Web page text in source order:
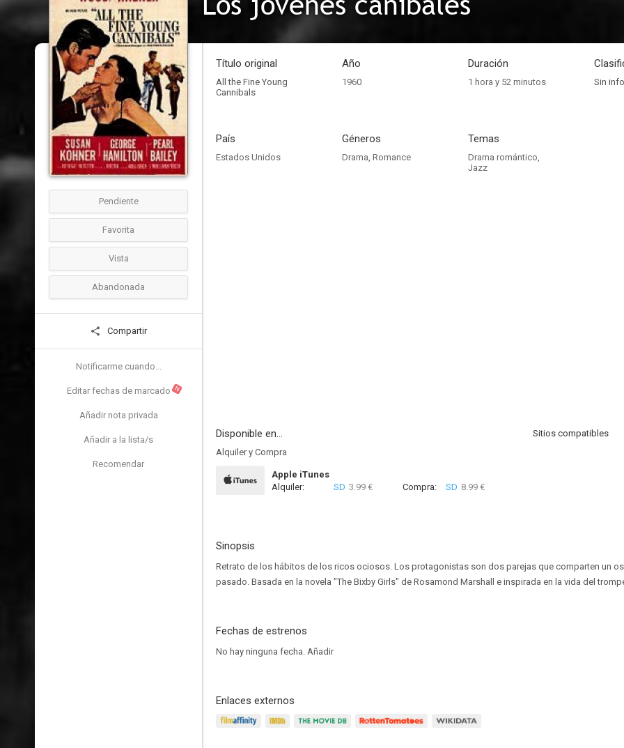
Pendiente
Favorita
Vista
Abandonada
Compartir
Notificarme cuando...
Editar fechas de marcado N
Añadir nota privada
Añadir a la lista/s
Recomendar
Título original
All the Fine Young
Cannibals
Año
1960
Duración
1 hora y 52 minutos Sin
País
Estados Unidos
Géneros
Drama, Romance
Temas
Drama romántico,
Jazz
Disponible en...
Sitios compatibles
Alquiler y Compra
Apple iTunes
Alquiler:
SD 3.99 € Compra: SD 8.99 €
Sinopsis
Retrato de los hábitos de los ricos ociosos. Los protagonistas son dos parejas que comparten un
pasado. Basada en la novela "The Bixby Girls" de Rosamond Marshall e inspirada en la vida del
Fechas de estrenos
No hay ninguna fecha. Añadir
Enlaces externos